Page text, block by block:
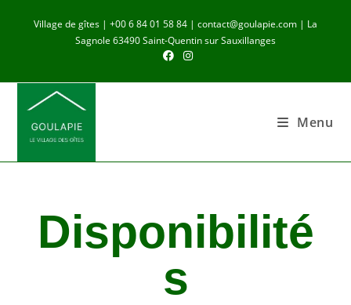
Village de gîtes | +00 6 84 01 58 84 | contact@goulapie.com | La
Sagnole 63490 Saint-Quentin sur Sauxillanges
Menu
Disponibilité
s